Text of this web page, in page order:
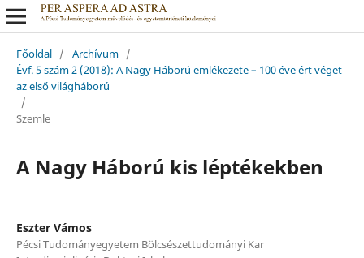
Főoldal / Archívum /
Évf. 5 szám 2 (2018): A Nagy Háború emlékezete – 100 éve ért véget
az első világháború
/
Szemle
A Nagy Háború kis léptékekben
Eszter Vámos
Pécsi Tudományegyetem Bölcsészettudományi Kar